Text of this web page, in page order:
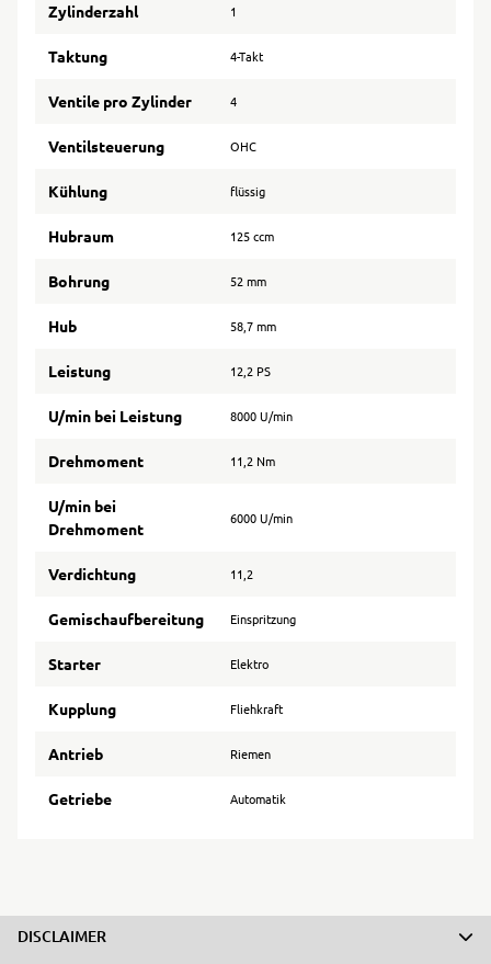
Zylinderzahl 1
Taktung 4-Takt
Ventile pro Zylinder 4
Ventilsteuerung OHC
Kühlung flüssig
Hubraum 125 ccm
Bohrung 52 mm
Hub 58,7 mm
Leistung 12,2 PS
U/min bei Leistung 8000 U/min
Drehmoment 11,2 Nm
U/min bei
Drehmoment
6000 U/min
Verdichtung 11,2
Gemischaufbereitung Einspritzung
Starter Elektro
Kupplung Fliehkraft
Antrieb Riemen
Getriebe Automatik
DISCLAIMER